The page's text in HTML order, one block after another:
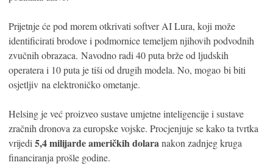
Prijetnje će pod morem otkrivati softver AI Lura, koji može
identificirati brodove i podmornice temeljem njihovih podvodnih
zvučnih obrazaca. Navodno radi 40 puta brže od ljudskih
operatera i 10 puta je tiši od drugih modela. No, mogao bi biti
osjetljiv na elektroničko ometanje.
Helsing je već proizveo sustave umjetne inteligencije i sustave
zračnih dronova za europske vojske. Procjenjuje se kako ta tvrtka
vrijedi5,4 milijarde američkih dolaranakon zadnjeg kruga
financiranja prošle godine.